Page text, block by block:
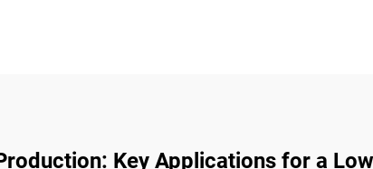
Key Applications for a